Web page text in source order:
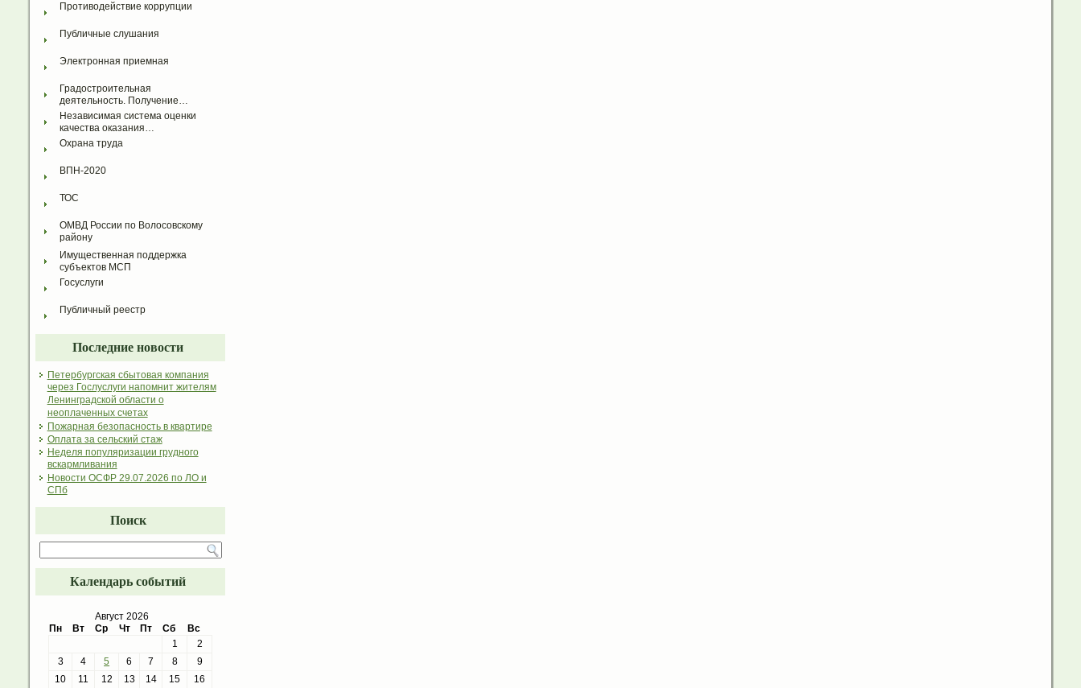
Противодействие коррупции
Публичные слушания
Электронная приемная
Градостроительная
деятельность. Получение…
Независимая система оценки
качества оказания…
Охрана труда
ВПН-2020
ТОС
ОМВД России по Волосовскому
району
Имущественная поддержка
субъектов МСП
Госуслуги
Публичный реестр
Последние новости
Петербургская сбытовая компания
через Гослуслуги напомнит жителям
Ленинградской области о
неоплаченных счетах
Пожарная безопасность в квартире
Оплата за сельский стаж
Неделя популяризации грудного
вскармливания
Новости ОСФР 29.07.2026 по ЛО и
СПб
Поиск
Календарь событий
Август 2026
Пн
Вт Ср Чт Пт Сб
Вс
1
2
3
4 5 6 7 8
9
10
11 12 13 14 15
16